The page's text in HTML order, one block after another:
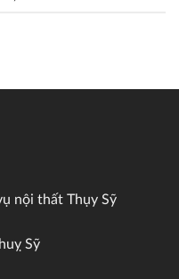
nội thất Thụy Sỹ
Sỹ